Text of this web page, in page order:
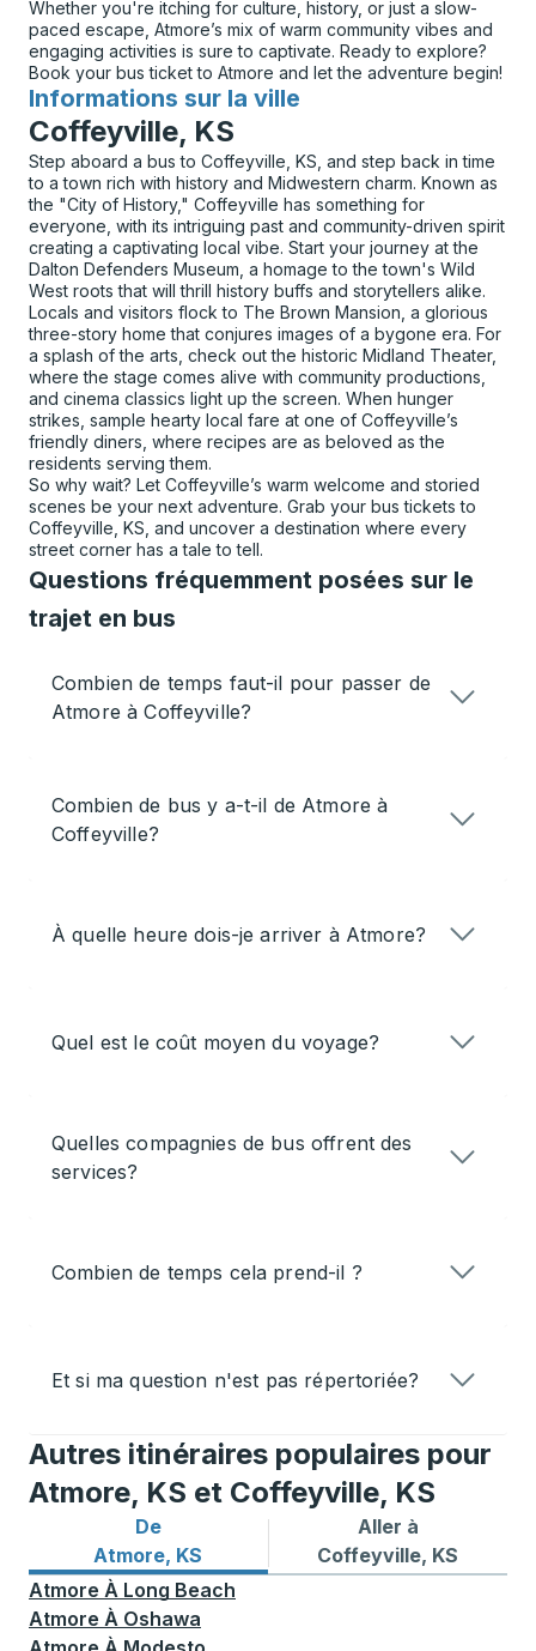
Whether you're itching for culture, history, or just a slow-
paced escape, Atmore’s mix of warm community vibes and
engaging activities is sure to captivate. Ready to explore?
Book your bus ticket to Atmore and let the adventure begin!
Informations sur la ville
pour
Coffeyville, KS
Step aboard a bus to Coffeyville, KS, and step back in time
to a town rich with history and Midwestern charm. Known as
the "City of History," Coffeyville has something for
everyone, with its intriguing past and community-driven spirit
creating a captivating local vibe. Start your journey at the
Dalton Defenders Museum, a homage to the town's Wild
West roots that will thrill history buffs and storytellers alike.
Locals and visitors flock to The Brown Mansion, a glorious
three-story home that conjures images of a bygone era. For
a splash of the arts, check out the historic Midland Theater,
where the stage comes alive with community productions,
and cinema classics light up the screen. When hunger
strikes, sample hearty local fare at one of Coffeyville’s
friendly diners, where recipes are as beloved as the
residents serving them.
So why wait? Let Coffeyville’s warm welcome and storied
scenes be your next adventure. Grab your bus tickets to
Coffeyville, KS, and uncover a destination where every
street corner has a tale to tell.
Questions fréquemment posées sur le
trajet en bus
Combien de temps faut-il pour passer de
Atmore à Coffeyville?
Combien de bus y a-t-il de Atmore à
Coffeyville?
À quelle heure dois-je arriver à Atmore?
Quel est le coût moyen du voyage?
Quelles compagnies de bus offrent des
services?
Combien de temps cela prend-il ?
Et si ma question n'est pas répertoriée?
Autres itinéraires populaires pour
Atmore, KS et Coffeyville, KS
De
Atmore, KS
Itinéraires de bus depuis Atmore, KS
Aller à
Coffeyville, KS
Itinéraires de bus vers
Atmore À Long Beach
Atmore À Oshawa